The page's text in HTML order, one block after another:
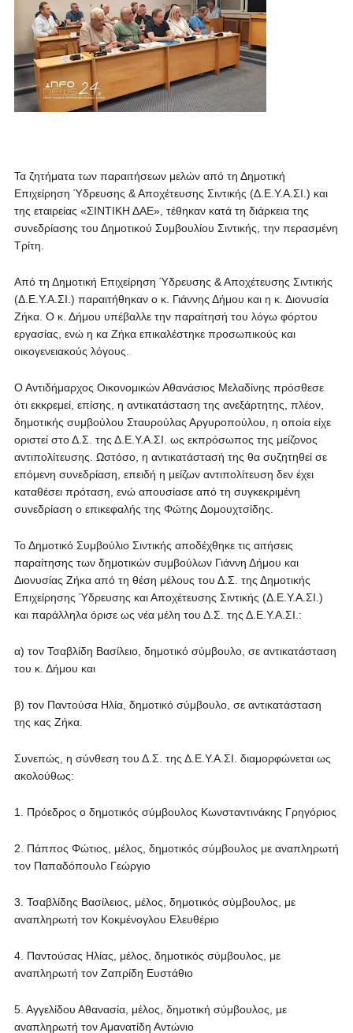
Τα ζητήματα των παραιτήσεων μελών από τη Δημοτική
Επιχείρηση Ύδρευσης & Αποχέτευσης Σιντικής (Δ.Ε.Υ.Α.ΣΙ.) και
της εταιρείας «ΣΙΝΤΙΚΗ ΔΑΕ», τέθηκαν κατά τη διάρκεια της
συνεδρίασης του Δημοτικού Συμβουλίου Σιντικής, την περασμένη
Τρίτη.
Από τη Δημοτική Επιχείρηση Ύδρευσης & Αποχέτευσης Σιντικής
(Δ.Ε.Υ.Α.ΣΙ.) παραιτήθηκαν ο κ. Γιάννης Δήμου και η κ. Διονυσία
Ζήκα. Ο κ. Δήμου υπέβαλλε την παραίτησή του λόγω φόρτου
εργασίας, ενώ η κα Ζήκα επικαλέστηκε προσωπικούς και
οικογενειακούς λόγους.
Ο Αντιδήμαρχος Οικονομικών Αθανάσιος Μελαδίνης πρόσθεσε
ότι εκκρεμεί, επίσης, η αντικατάσταση της ανεξάρτητης, πλέον,
δημοτικής συμβούλου Σταυρούλας Αργυροπούλου, η οποία είχε
οριστεί στο Δ.Σ. της Δ.Ε.Υ.Α.ΣΙ. ως εκπρόσωπος της μείζονος
αντιπολίτευσης. Ωστόσο, η αντικατάστασή της θα συζητηθεί σε
επόμενη συνεδρίαση, επειδή η μείζων αντιπολίτευση δεν έχει
καταθέσει πρόταση, ενώ απουσίασε από τη συγκεκριμένη
συνεδρίαση ο επικεφαλής της Φώτης Δομουχτσίδης.
Το Δημοτικό Συμβούλιο Σιντικής αποδέχθηκε τις αιτήσεις
παραίτησης των δημοτικών συμβούλων Γιάννη Δήμου και
Διονυσίας Ζήκα από τη θέση μέλους του Δ.Σ. της Δημοτικής
Επιχείρησης Ύδρευσης και Αποχέτευσης Σιντικής (Δ.Ε.Υ.Α.ΣΙ.)
και παράλληλα όρισε ως νέα μέλη του Δ.Σ. της Δ.Ε.Υ.Α.ΣΙ.:
α) τον Τσαβλίδη Βασίλειο, δημοτικό σύμβουλο, σε αντικατάσταση
του κ. Δήμου και
β) τον Παντούσα Ηλία, δημοτικό σύμβουλο, σε αντικατάσταση
της κας Ζήκα.
Συνεπώς, η σύνθεση του Δ.Σ. της Δ.Ε.Υ.Α.ΣΙ. διαμορφώνεται ως
ακολούθως:
1. Πρόεδρος ο δημοτικός σύμβουλος Κωνσταντινάκης Γρηγόριος
2. Πάππος Φώτιος, μέλος, δημοτικός σύμβουλος με αναπληρωτή
τον Παπαδόπουλο Γεώργιο
3. Τσαβλίδης Βασίλειος, μέλος, δημοτικός σύμβουλος, με
αναπληρωτή τον Κοκμένογλου Ελευθέριο
4. Παντούσας Ηλίας, μέλος, δημοτικός σύμβουλος, με
αναπληρωτή τον Ζαπρίδη Ευστάθιο
5. Αγγελίδου Αθανασία, μέλος, δημοτική σύμβουλος, με
αναπληρωτή τον Αμανατίδη Αντώνιο